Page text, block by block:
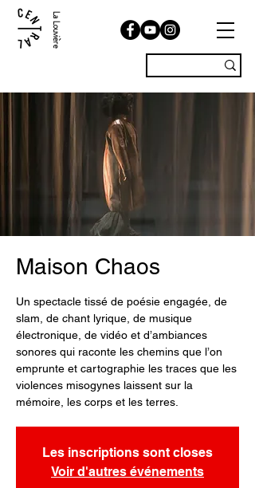
La Louvière
Maison Chaos
Un spectacle tissé de poésie engagée, de
slam, de chant lyrique, de musique
électronique, de vidéo et d’ambiances
sonores qui raconte les chemins que l’on
emprunte et cartographie les traces que les
violences misogynes laissent sur la
mémoire, les corps et les terres.
Les inscriptions sont closes
Voir d'autres événements